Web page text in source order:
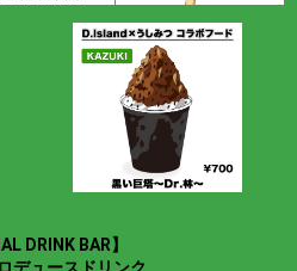
DRINK BAR】
デュースドリンク